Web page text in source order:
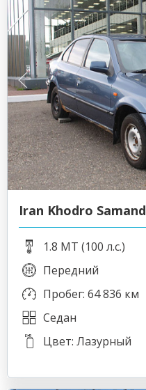
Iran Khodro Samand
1.8 MT (100 л.с.)
Передний
Пробег: 64 836 км
Седан
Цвет: Лазурный